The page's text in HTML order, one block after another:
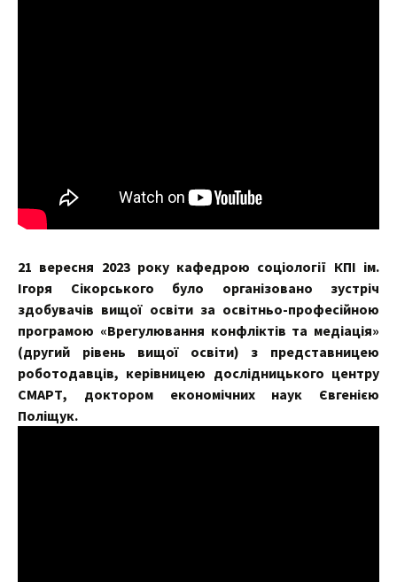
21 вересня 2023 року кафедрою соціології КПІ ім.
Ігоря Сікорського було організовано зустріч
здобувачів вищої освіти за освітньо-професійною
програмою «Врегулювання конфліктів та медіація»
(другий рівень вищої освіти) з представницею
роботодавців, керівницею дослідницького центру
СМАРТ, доктором економічних наук Євгенією
Поліщук.